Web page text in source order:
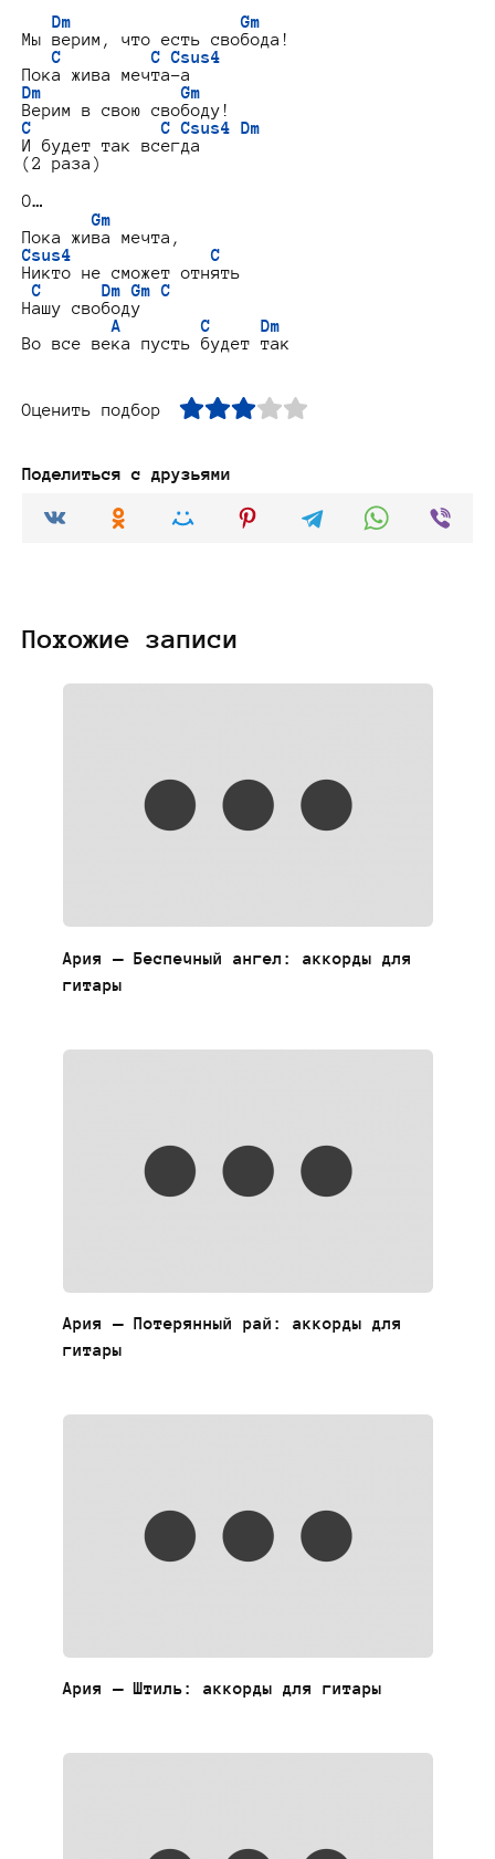
Dm                 Gm
Мы верим, что есть свобода!
C         C Csus4
Dm              Gm
C             C Csus4 Dm
И будет так всегда
(2 раза)
О…
Gm
Csus4              C
Никто не сможет отнять
C      Dm Gm C
Нашу свободу
A        C     Dm
Оценить подбор
Поделиться с друзьями
Похожие записи
Ария — Беспечный ангел: аккорды для
гитары
Ария — Потерянный рай: аккорды для
гитары
Ария — Штиль: аккорды для гитары